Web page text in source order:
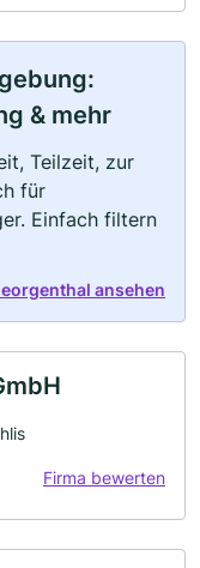
& mehr
Teilzeit, zur
für
Einfach filtern
ansehen
Firma bewerten